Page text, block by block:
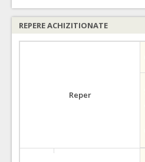
REPERE ACHIZITIONATE
Reper